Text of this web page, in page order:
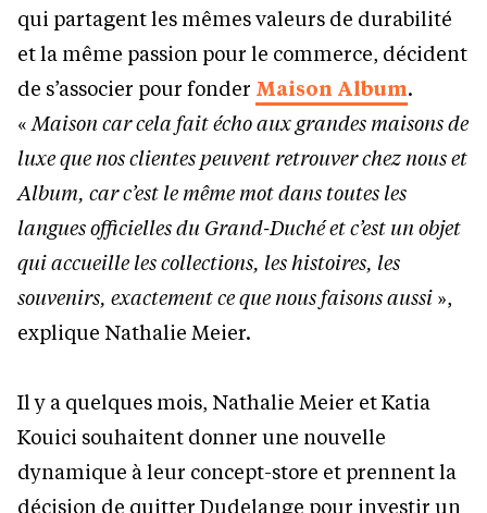
qui partagent les mêmes valeurs de durabilité
et la même passion pour le commerce, décident
de s’associer pour fonder Maison Album.
«Maison car cela fait écho aux grandes maisons de
luxe que nos clientes peuvent retrouver chez nous et
Album, car c’est le même mot dans toutes les
langues officielles du Grand-Duché et c’est un objet
qui accueille les collections, les histoires, les
souvenirs, exactement ce que nous faisons aussi »,
explique Nathalie Meier.
Il y a quelques mois, Nathalie Meier et Katia
Kouici souhaitent donner une nouvelle
dynamique à leur concept-store et prennent la
décision de quitter Dudelange pour investir un